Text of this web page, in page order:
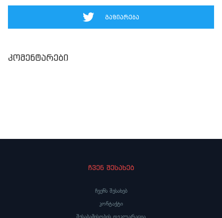
გაზიარება
კომენტარები
ჩვენ შესახებ
ჩვენს შესახებ
კონტაქტი
შესაბამისობის დეკლარაცია